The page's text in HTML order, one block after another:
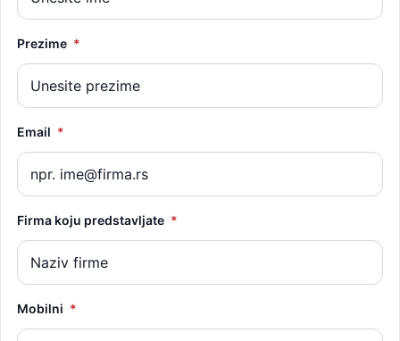
Prezime *
Email *
Firma koju predstavljate *
Mobilni *